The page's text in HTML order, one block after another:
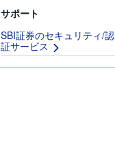
サポート
SBI証券のセキュリティ/認
証サービス